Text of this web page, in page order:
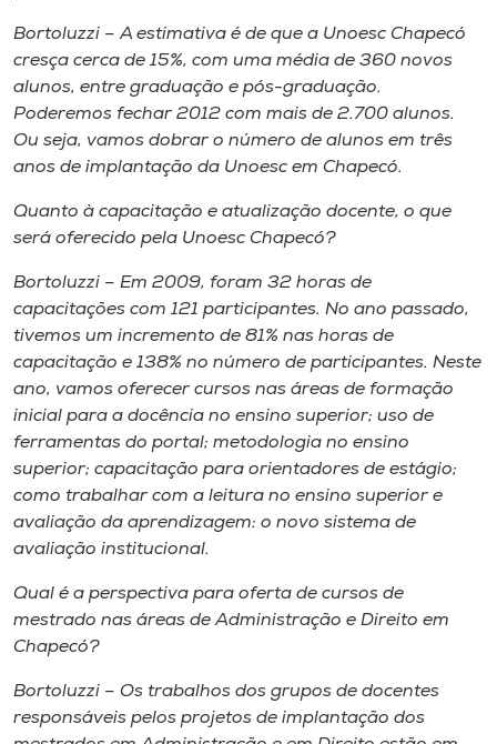
Bortoluzzi – A estimativa é de que a Unoesc Chapecó
cresça cerca de 15%, com uma média de 360 novos
alunos, entre graduação e pós-graduação.
Poderemos fechar 2012 com mais de 2.700 alunos.
Ou seja, vamos dobrar o número de alunos em três
anos de implantação da Unoesc em Chapecó.
Quanto à capacitação e atualização docente, o que
será oferecido pela Unoesc Chapecó?
Bortoluzzi – Em 2009, foram 32 horas de
capacitações com 121 participantes. No ano passado,
tivemos um incremento de 81% nas horas de
capacitação e 138% no número de participantes. Neste
ano, vamos oferecer cursos nas áreas de formação
inicial para a docência no ensino superior; uso de
ferramentas do portal; metodologia no ensino
superior; capacitação para orientadores de estágio;
como trabalhar com a leitura no ensino superior e
avaliação da aprendizagem: o novo sistema de
avaliação institucional.
Qual é a perspectiva para oferta de cursos de
mestrado nas áreas de Administração e Direito em
Chapecó?
Bortoluzzi – Os trabalhos dos grupos de docentes
responsáveis pelos projetos de implantação dos